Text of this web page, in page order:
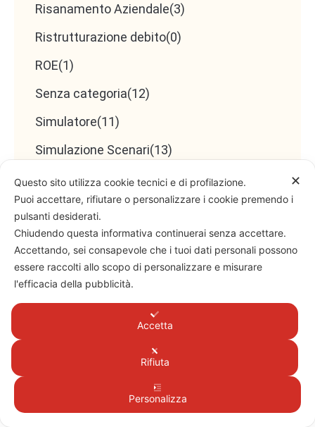
Risanamento Aziendale(3)
Ristrutturazione debito(0)
ROE(1)
Senza categoria(12)
Simulatore(11)
Simulazione Scenari(13)
Sistemi di Rating(0)
Specializzazione(5)
Specializzazione Professionale(11)
SRL(1)
Start Up (5)
Stato Patrimoniale (1)
Strumenti per Commercialista
✕
Questo sito utilizza cookie tecnici e di profilazione.
Puoi accettare, rifiutare o personalizzare i cookie premendo i
pulsanti desiderati.
Chiudendo questa informativa continuerai senza accettare.
Accettando, sei consapevole che i tuoi dati personali possono
essere raccolti allo scopo di personalizzare e misurare
l'efficacia della pubblicità.
Accetta
Rifiuta
Personalizza